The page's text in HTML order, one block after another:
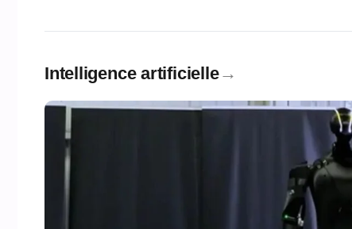
Intelligence artificielle→